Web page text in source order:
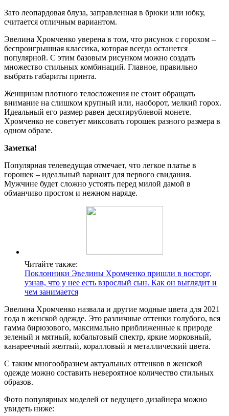
Зато леопардовая блуза, заправленная в брюки или юбку,
считается отличным вариантом.
Эвелина Хромченко уверена в том, что рисунок с горохом –
беспроигрышная классика, которая всегда останется
популярной. С этим базовым рисунком можно создать
множество стильных комбинаций. Главное, правильно
выбрать габариты принта.
Женщинам плотного телосложения не стоит обращать
внимание на слишком крупный или, наоборот, мелкий горох.
Идеальный его размер равен десятирублевой монете.
Хромченко не советует миксовать горошек разного размера в
одном образе.
Заметка!
Популярная телеведущая отмечает, что легкое платье в
горошек – идеальный вариант для первого свидания.
Мужчине будет сложно устоять перед милой дамой в
обманчиво простом и нежном наряде.
Читайте также:
Поклонники Эвелины Хромченко пришли в восторг,
узнав, что у нее есть взрослый сын. Как он выглядит и
чем занимается
Эвелина Хромченко назвала и другие модные цвета для 2021
года в женской одежде. Это различные оттенки голубого, вся
гамма бирюзового, максимально приближенные к природе
зеленый и мятный, кобальтовый спектр, яркие морковный,
канареечный желтый, коралловый и металлический цвета.
С таким многообразием актуальных оттенков в женской
одежде можно составить невероятное количество стильных
образов.
Фото популярных моделей от ведущего дизайнера можно
увидеть ниже: